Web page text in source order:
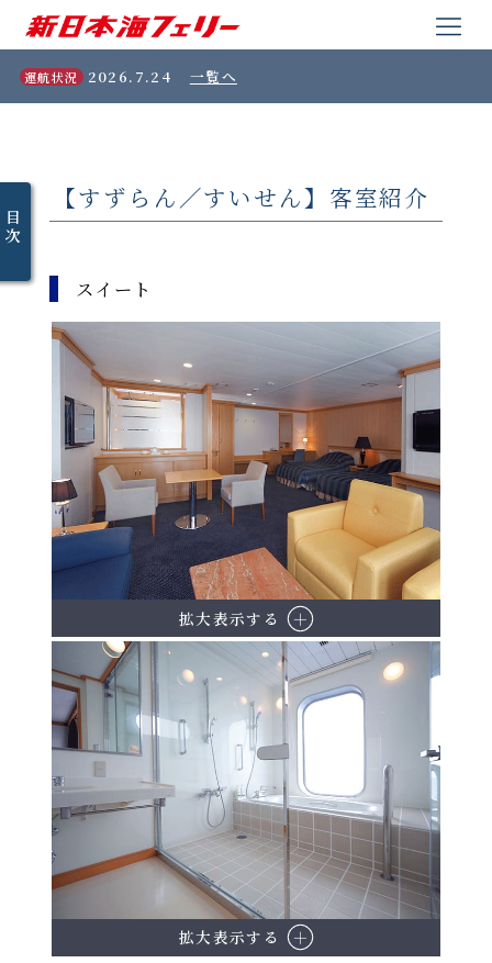
運航状況 2026.7.24 一覧へ
目
次
【すずらん／すいせん】客室紹介
スイート
拡大表示する
拡大表示する